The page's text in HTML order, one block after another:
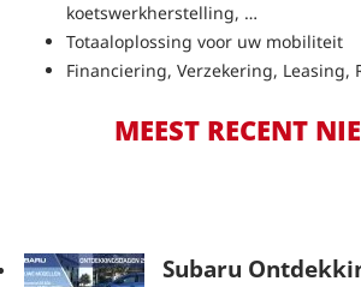
koetswerkherstelling, …
Totaaloplossing voor uw mobiliteit
Financiering, Verzekering, Leasing,
MEEST RECENT
Subaru